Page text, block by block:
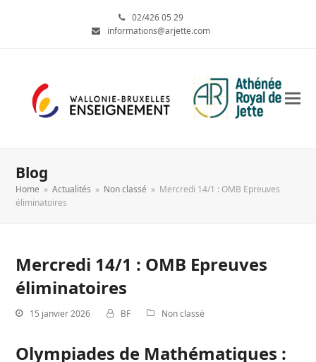
02/426 05 29
informations@arjette.com
Blog
Home » Actualités » Non classé » Mercredi 14/1 : OMB Epreuves
éliminatoires
Mercredi 14/1 : OMB Epreuves
éliminatoires
15 janvier 2026 BF Non classé
Olympiades de Mathématiques :